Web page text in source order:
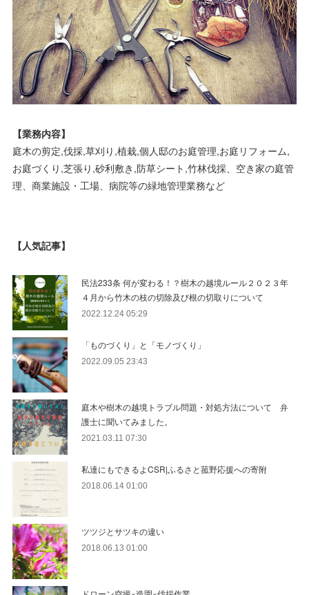
【業務内容】
庭木の剪定,伐採,草刈り,植栽,個人邸のお庭管理,お庭リフォーム,
お庭づくり,芝張り,砂利敷き,防草シート,竹林伐採、空き家の庭管
理、商業施設・工場、病院等の緑地管理業務など
【人気記事】
民法233条 何が変わる！？樹木の越境ルール２０２３年
４月から竹木の枝の切除及び根の切取りについて
2022.12.24 05:29
「ものづくり」と「モノづくり」
2022.09.05 23:43
庭木や樹木の越境トラブル問題・対処方法について 弁
護士に聞いてみました。
2021.03.11 07:30
私達にもできるよCSR|ふるさと菰野応援への寄附
2018.06.14 01:00
ツツジとサツキの違い
2018.06.13 01:00